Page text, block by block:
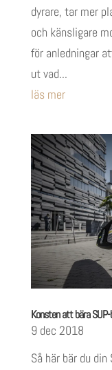
dyrare, tar mer
och känsligare
för anledningar
ut vad...
läs mer
Konsten att bära SUP-
9 dec 2018
Så här bär du din